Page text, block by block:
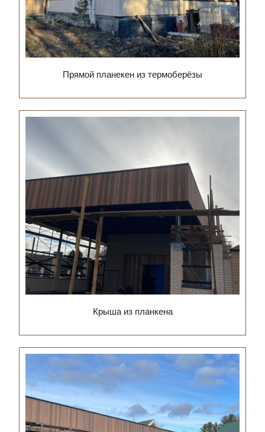
Прямой планекен из термоберёзы
Крыша из планкена